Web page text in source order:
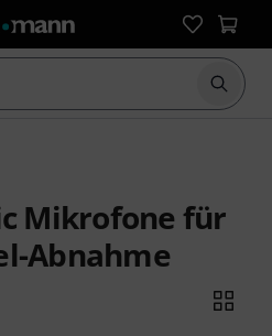
Suche
Mikrofone für
Abnahme